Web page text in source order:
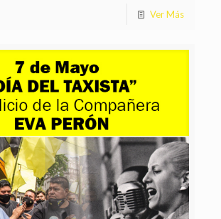
Ver Más